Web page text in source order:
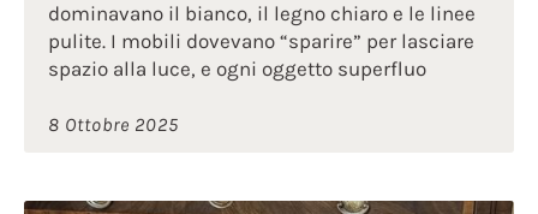
dominavano il bianco, il legno chiaro e le linee
pulite. I mobili dovevano “sparire” per lasciare
spazio alla luce, e ogni oggetto superfluo
8 Ottobre 2025